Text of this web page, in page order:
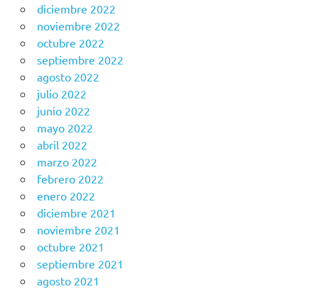
diciembre 2022
noviembre 2022
octubre 2022
septiembre 2022
agosto 2022
julio 2022
junio 2022
mayo 2022
abril 2022
marzo 2022
febrero 2022
enero 2022
diciembre 2021
noviembre 2021
octubre 2021
septiembre 2021
agosto 2021